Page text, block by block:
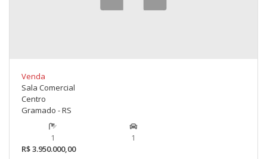
Venda
Sala Comercial
Centro
Gramado - RS
1
1
R$ 3.950.000,00